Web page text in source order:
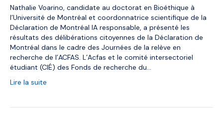
Nathalie Voarino, candidate au doctorat en Bioéthique à
l’Université de Montréal et coordonnatrice scientifique de la
Déclaration de Montréal IA responsable, a présenté les
résultats des délibérations citoyennes de la Déclaration de
Montréal dans le cadre des Journées de la relève en
recherche de l’ACFAS. L’Acfas et le comité intersectoriel
étudiant (CIÉ) des Fonds de recherche du…
Lire la suite